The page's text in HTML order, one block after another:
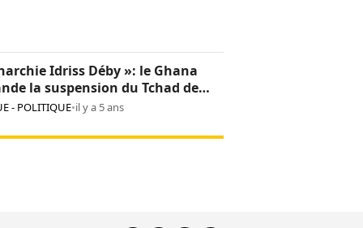
Idriss Déby »: le Ghana
la suspension du Tchad de
africaine
- POLITIQUE•il y a 5 ans